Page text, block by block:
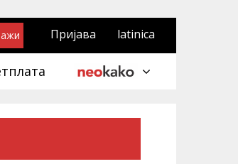
Пријава latinica